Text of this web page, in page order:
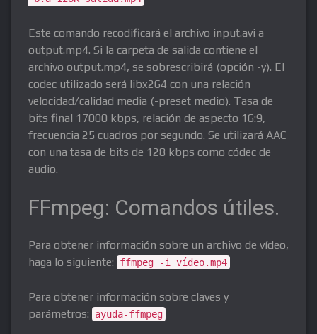
-códec v
c:v
Copiar
-F
-b:v (-vb, -b)
-aspecto
-r
-s
-vf
-California
Copiar
Este comando recodificará el archivo input.avi a
output.mp4. Si la carpeta de salida contiene el
archivo output.mp4, se sobrescribirá (opción -y). El
codec utilizado será libx264 con una relación
velocidad/calidad media (-preset medio). Tasa de
bits final 17000 kbps, relación de aspecto 16:9,
frecuencia 25 cuadros por segundo. Se utilizará AAC
con una tasa de bits de 128 kbps como códec de
audio.
FFmpeg: Comandos útiles.
Para obtener información sobre un archivo de vídeo,
haga lo siguiente:
ffmpeg -i vídeo.mp4
Para obtener información sobre claves y
parámetros:
ayuda-ffmpeg